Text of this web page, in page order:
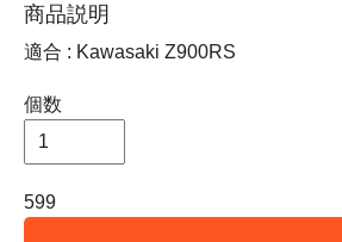
商品説明
適合 : Kawasaki Z900RS
個数
599